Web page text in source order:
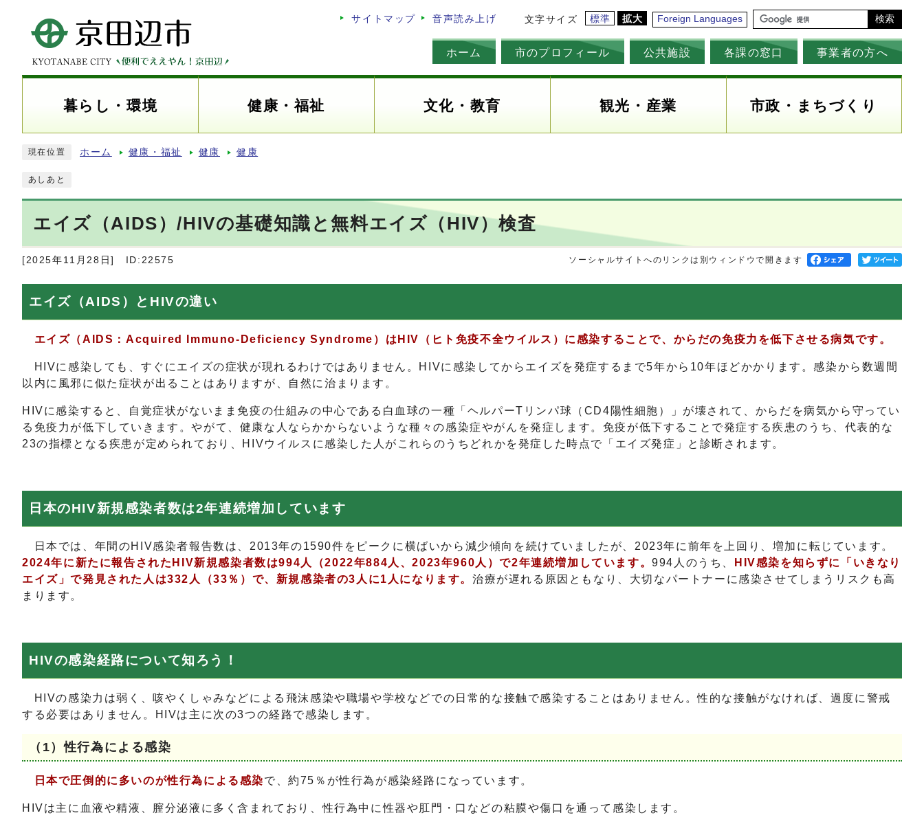
サイトマップ 音声読み上げ 文字サイズ 標準 拡大 Foreign Languages 検索
ホーム 市のプロフィール 公共施設 各課の窓口 事業者の方へ
暮らし・環境 健康・福祉 文化・教育 観光・産業 市政・まちづくり
現在位置 ホーム 健康・福祉 健康 健康
あしあと
エイズ（AIDS）/HIVの基礎知識と無料エイズ（HIV）検査
[2025年11月28日] ID:22575 ソーシャルサイトへのリンクは別ウィンドウで開きます
エイズ（AIDS）とHIVの違い
エイズ（AIDS：Acquired Immuno-Deficiency Syndrome）はHIV（ヒト免疫不全ウイルス）に感染することで、からだの免疫力を低下させる病気です。
HIVに感染しても、すぐにエイズの症状が現れるわけではありません。HIVに感染してからエイズを発症するまで5年から10年ほどかかります。感染から数週間
以内に風邪に似た症状が出ることはありますが、自然に治まります。
HIVに感染すると、自覚症状がないまま免疫の仕組みの中心である白血球の一種「ヘルパーTリンパ球（CD4陽性細胞）」が壊されて、からだを病気から守ってい
る免疫力が低下していきます。やがて、健康な人ならかからないような種々の感染症やがんを発症します。免疫が低下することで発症する疾患のうち、代表的な
23の指標となる疾患が定められており、HIVウイルスに感染した人がこれらのうちどれかを発症した時点で「エイズ発症」と診断されます。
日本のHIV新規感染者数は2年連続増加しています
日本では、年間のHIV感染者報告数は、2013年の1590件をピークに横ばいから減少傾向を続けていましたが、2023年に前年を上回り、増加に転じています。
2024年に新たに報告されたHIV新規感染者数は994人（2022年884人、2023年960人）で2年連続増加しています。994人のうち、
HIV感染を知らずに「いきなり
エイズ」で発見された人は332人（33％）で、新規感染者の3人に1人になります。 治療が遅れる原因ともなり、大切なパートナーに感染させてしまうリスクも高
まります。
HIVの感染経路について知ろう！
HIVの感染力は弱く、咳やくしゃみなどによる飛沫感染や職場や学校などでの日常的な接触で感染することはありません。性的な接触がなければ、過度に警戒
する必要はありません。HIVは主に次の3つの経路で感染します。
（1）性行為による感染
日本で圧倒的に多いのが性行為による感染で、約75％が性行為が感染経路になっています。
HIVは主に血液や精液、膣分泌液に多く含まれており、性行為中に性器や肛門・口などの粘膜や傷口を通って感染します。